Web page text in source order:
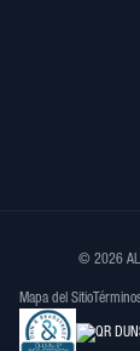
© 2026
Mapa del Sitio